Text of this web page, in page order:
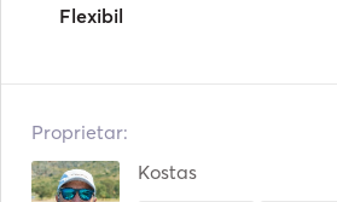
Flexibil
Proprietar:
Kostas